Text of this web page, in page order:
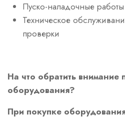
Пуско-наладочные работы
Техническое
проверки
На что обратить внимание
оборудования?
При покупке